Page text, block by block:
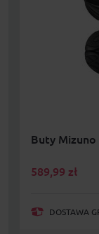
Buty Mizuno
589,99 zł
DOSTAWA